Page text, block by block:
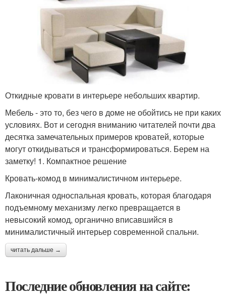
Откидные кровати в интерьере небольших квартир.
Мебель - это то, без чего в доме не обойтись не при каких
условиях. Вот и сегодня вниманию читателей почти два
десятка замечательных примеров кроватей, которые
могут откидываться и трансформироваться. Берем на
заметку! 1. Компактное решение
Кровать-комод в минималистичном интерьере.
Лаконичная односпальная кровать, которая благодаря
подъемному механизму легко превращается в
невысокий комод, органично вписавшийся в
минималистичный интерьер современной спальни.
читать дальше →
Последние обновления на сайте: